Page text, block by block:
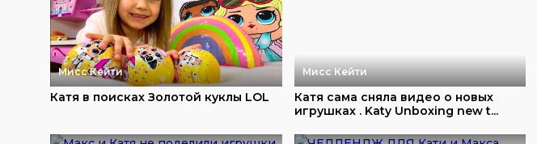
Мисс Кейти
Катя в поисках Золотой куклы LOL
Мисс Кейти
Катя сама сняла видео о новых
игрушках . Katy Unboxing new t...